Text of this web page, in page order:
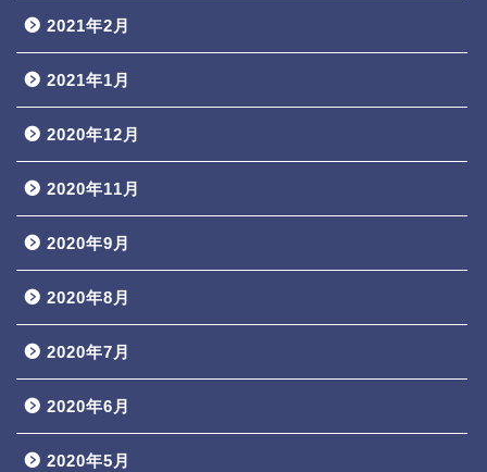
2021年2月
2021年1月
2020年12月
2020年11月
2020年9月
2020年8月
2020年7月
2020年6月
2020年5月